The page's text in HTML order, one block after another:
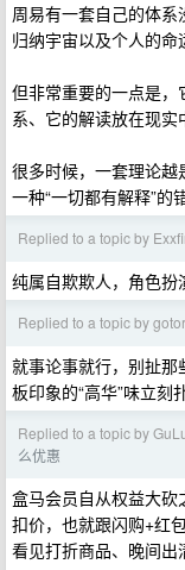
周易有一套自己的体
归纳宇宙以及个人的命
但非常重要的一点是
系、它的解读放在现实
很多时候，一套理论
一种“一切都有解释”的
Replied to a topic by
纯属自欺欺人，角色扮
Replied to a topic by
就事论事就行，别扯那
板印象的“高华”味立刻
Replied to a topic by
么优惠
盒马会员自从权益大
扣价，也就跟闪购+红
看见打折商品、晚间出